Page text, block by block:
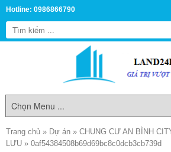
Hotline: 0986866790
Trang chủ » Dự án » CHUNG CƯ AN BÌNH
LƯU » 0af54384508b69d69bc8c0dcb3cb739d